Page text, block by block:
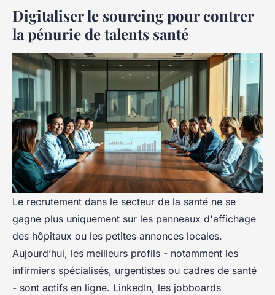
Digitaliser le sourcing pour contrer
la pénurie de talents santé
Le recrutement dans le secteur de la santé ne se
gagne plus uniquement sur les panneaux d'affichage
des hôpitaux ou les petites annonces locales.
Aujourd’hui, les meilleurs profils - notamment les
infirmiers spécialisés, urgentistes ou cadres de santé
- sont actifs en ligne. LinkedIn, les jobboards